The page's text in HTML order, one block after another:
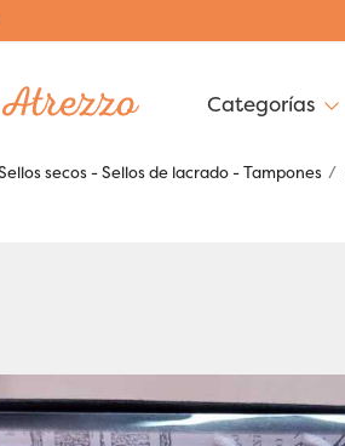
secos - Sellos de lacrado - Tampones